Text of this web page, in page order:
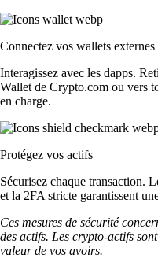
Connectez vos wallets externes
Interagissez avec les dapps.
Wallet de Crypto.com ou vers
en charge.
Protégez vos actifs
Sécurisez chaque transaction.
et la 2FA stricte garantissent
Ces mesures de sécurité
des actifs. Les crypto-actifs
valeur de vos avoirs.